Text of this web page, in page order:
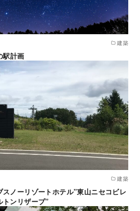
建築
駅計画
建築
ノーリゾートホテル”東山ニセコビレ
トンリザーブ”